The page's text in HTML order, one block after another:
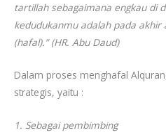
tartillah sebagaimana engkau di
kedudukanmu adalah pada akhir
(hafal).” (HR. Abu Daud)
Dalam proses menghafal
strategis, yaitu :
1. Sebagai pembimbing